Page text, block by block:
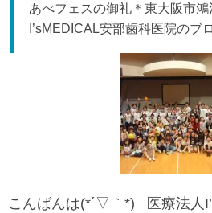
あべフェスの御礼＊東大阪市鴻
I’sMEDICAL安部歯科医院のブ
こんばんは(*´▽｀*) 医療法人